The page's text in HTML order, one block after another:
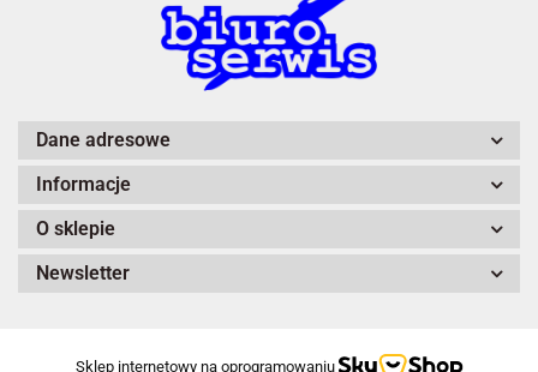
A4 Tech
Dane adresowe
Informacje
O sklepie
Newsletter
Sklep internetowy na oprogramowaniu